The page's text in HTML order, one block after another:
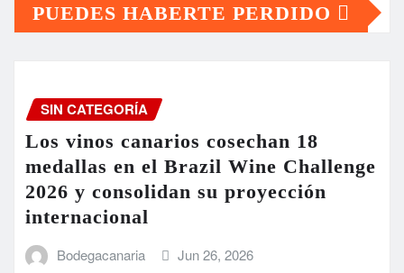
PUEDES HABERTE PERDIDO
SIN CATEGORÍA
Los vinos canarios cosechan 18
medallas en el Brazil Wine Challenge
2026 y consolidan su proyección
internacional
Bodegacanaria Jun 26, 2026